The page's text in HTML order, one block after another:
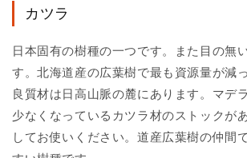
カツラ
日本固有の樹種の一つです。また目の無
す。北海道産の広葉樹で最も資源量が減
良質材は日高山脈の麓にあります。マデ
少なくなっているカツラ材のストックが
してお使いください。道産広葉樹の仲間